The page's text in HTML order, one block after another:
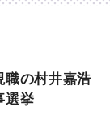
職の村井嘉浩
選挙